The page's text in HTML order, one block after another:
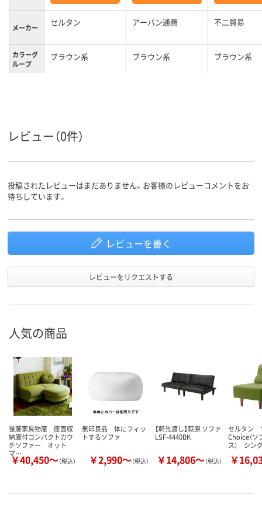
メーカー セルタン アーバン通商 不二貿易
カラーグ
ループ
ブラウン系 ブラウン系 ブラウン系
質量 8.8kg
レビュー（0件）
投稿されたレビューはまだありません。お客様のレビューコメントをお
待ちしています。
レビューを書く
レビューをリクエストする
人気の商品
後藤家具物産 座面収
納庫付コンパクトカウ
チソファー オット
マ…
￥40,450～（税込）
無印良品 体にフィッ
トするソファ
￥2,990～（税込）
【軒先渡し】萩原 ソファ
LSF-4440BK
￥14,806～（税込）
セルタン
Choice（ソ
ス） シ
￥